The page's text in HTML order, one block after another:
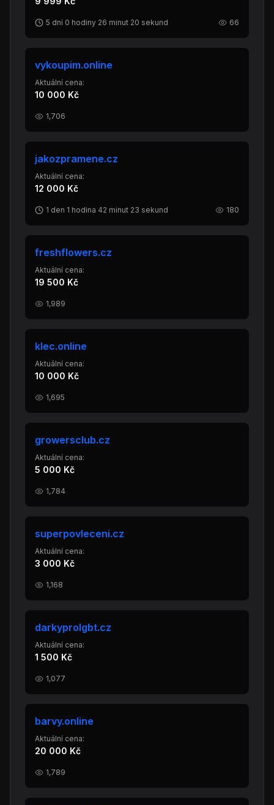
5 dní 0 hodiny 26 minut 20 sekund 66
vykoupim.online
Aktuální cena:
10 000 Kč
1,706
jakozpramene.cz
Aktuální cena:
12 000 Kč
1 den 1 hodina 42 minut 23 sekund 180
freshflowers.cz
Aktuální cena:
19 500 Kč
1,989
klec.online
Aktuální cena:
10 000 Kč
1,695
growersclub.cz
Aktuální cena:
5 000 Kč
1,784
superpovleceni.cz
Aktuální cena:
3 000 Kč
1,168
darkyprolgbt.cz
Aktuální cena:
1 500 Kč
1,077
barvy.online
Aktuální cena:
20 000 Kč
1,789